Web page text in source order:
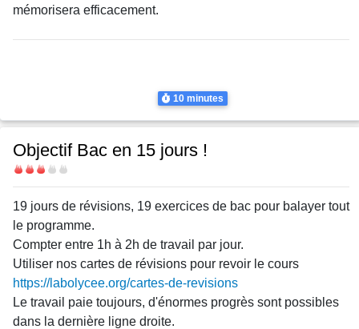
mémorisera efficacement.
Durée
10 minutes
Objectif Bac en 15 jours !
Difficulté
Body
19 jours de révisions, 19 exercices de bac pour balayer tout
le programme.
Compter entre 1h à 2h de travail par jour.
Utiliser nos cartes de révisions pour revoir le cours
https://labolycee.org/cartes-de-revisions
Le travail paie toujours, d'énormes progrès sont possibles
dans la dernière ligne droite.